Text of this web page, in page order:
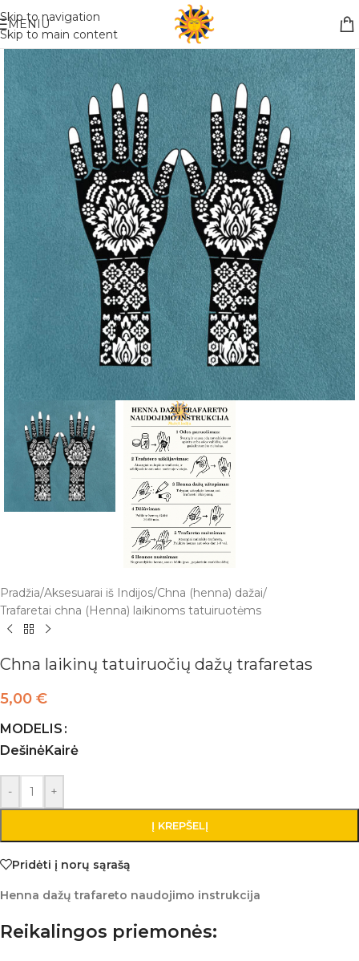
Skip to navigation
Skip to main content
Nemokamas pristatymas į paštomatą apsiperkant už 30€!!
MENIU
Pradžia/Aksesuarai iš Indijos/Chna (henna) dažai/
Trafaretai chna (Henna) laikinoms tatuiruotėms
Chna laikinų tatuiruočių dažų trafaretas
5,00 €
MODELIS
DešinėKairė
- +
Į KREPŠELĮ
Pridėti į norų sąrašą
Henna dažų trafareto naudojimo instrukcija
Reikalingos priemonės: